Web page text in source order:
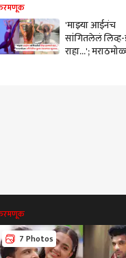
'माझ्या आईनंच
सांगितलेलं
राहा...';
7 Photos